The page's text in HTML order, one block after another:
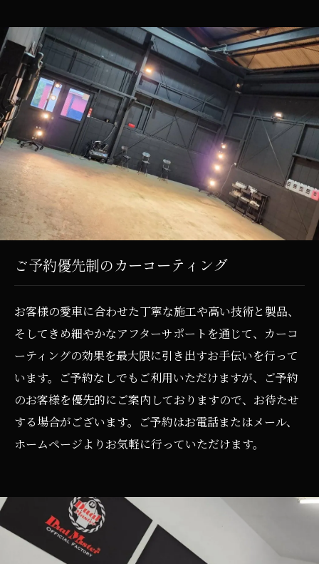
ご予約優先制のカーコーティング
お客様の愛車に合わせた丁寧な施工や高い技術と製品、
そしてきめ細やかなアフターサポートを通じて、カーコ
ーティングの効果を最大限に引き出すお手伝いを行って
います。ご予約なしでもご利用いただけますが、ご予約
のお客様を優先的にご案内しておりますので、お待たせ
する場合がございます。ご予約はお電話またはメール、
ホームページよりお気軽に行っていただけます。